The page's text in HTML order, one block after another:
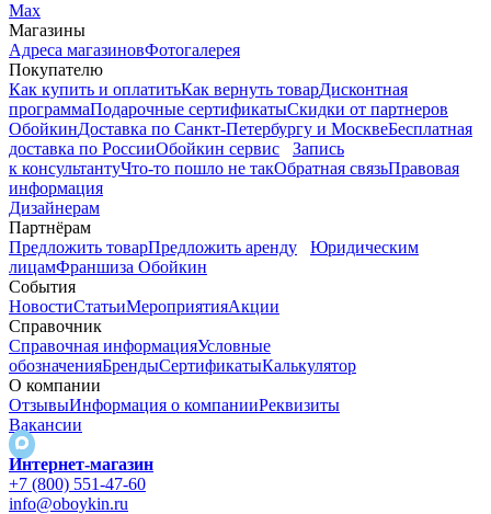
Max
Магазины
Адреса магазиновФотогалерея
Покупателю
Как купить и оплатитьКак вернуть товарДисконтная
программаПодарочные сертификатыСкидки от партнеров
ОбойкинДоставка по Санкт-Петербургу и МосквеБесплатная
доставка по РоссииОбойкин сервис
Запись
к консультантуЧто-то пошло не такОбратная связьПравовая
информация
Дизайнерам
Партнёрам
Предложить товарПредложить аренду
Юридическим
лицамФраншиза Обойкин
События
НовостиСтатьиМероприятияАкции
Справочник
Справочная информацияУсловные
обозначенияБрендыСертификатыКалькулятор
О компании
ОтзывыИнформация о компанииРеквизиты
Вакансии
Интернет-магазин
+7 (800) 551-47-60
info@oboykin.ru